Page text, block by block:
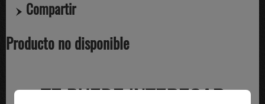
Compartir
Producto no disponible
TE PUEDE INTERESAR